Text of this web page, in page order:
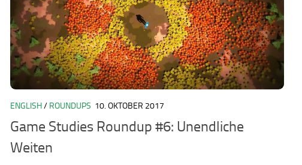
ENGLISH/ ROUNDUPS 10. OKTOBER 2017
Game Studies Roundup #6: Unendliche
Weiten